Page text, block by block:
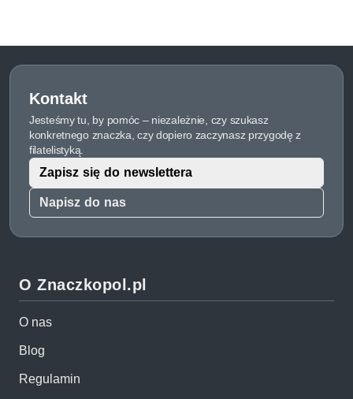
Kontakt
Jesteśmy tu, by pomóc – niezależnie, czy szukasz
konkretnego znaczka, czy dopiero zaczynasz przygodę z
filatelistyką.
Napisz do nas
Zapisz się do newslettera
O Znaczkopol.pl
O nas
Blog
Regulamin